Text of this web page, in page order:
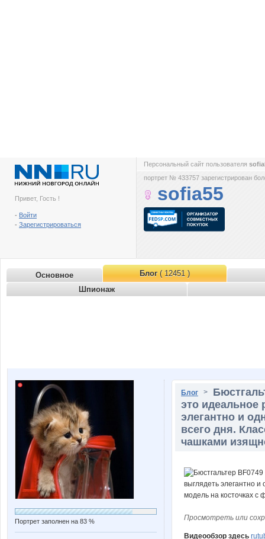
Привет, Гость !
- Войти
- Зарегистрироваться
Персональный сайт пользователя
портрет № 433757 зарегистрирован
sofia55
Основное Блог( 12451 )
Шпионаж
Портрет заполнен на 83 %
Блог >
это идеальное
элегантно и
всего дня.
чашками
Просмотреть или
Видеообзор здесь